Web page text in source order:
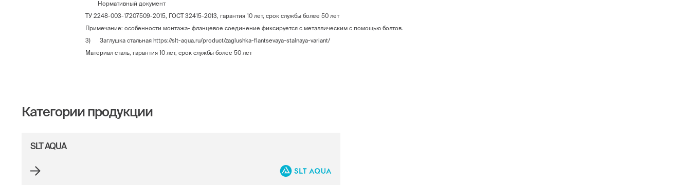
Нормативный документ
ТУ 2248-003-17207509-2015, ГОСТ 32415-2013, гарантия 10 лет, срок службы более 50 лет
Примечание: особенности монтажа- фланцевое соединение фиксируется с металлическим с помощью болтов.
3) Заглушка стальная https://slt-aqua.ru/product/zaglushka-flantsevaya-stalnaya-variant/
Материал сталь, гарантия 10 лет, срок службы более 50 лет
Категории продукции
SLT AQUA